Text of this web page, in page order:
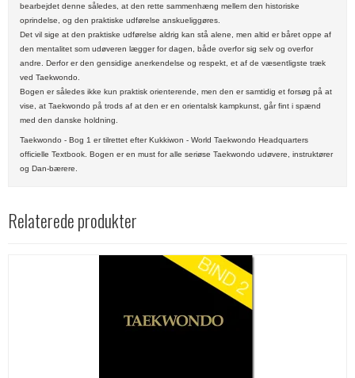
bearbejdet denne således, at den rette sammenhæng mellem den historiske
oprindelse, og den praktiske udførelse anskueliggøres.
Det vil sige at den praktiske udførelse aldrig kan stå alene, men altid er båret oppe af
den mentalitet som udøveren lægger for dagen, både overfor sig selv og overfor
andre. Derfor er den gensidige anerkendelse og respekt, et af de væsentligste træk
ved Taekwondo.
Bogen er således ikke kun praktisk orienterende, men den er samtidig et forsøg på at
vise, at Taekwondo på trods af at den er en orientalsk kampkunst, går fint i spænd
med den danske holdning.
Taekwondo - Bog 1 er tilrettet efter Kukkiwon - World Taekwondo Headquarters
officielle Textbook. Bogen er en must for alle seriøse Taekwondo udøvere, instruktører
og Dan-bærere.
Relaterede produkter